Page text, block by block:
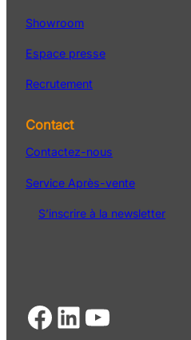
Showroom
Espace presse
Recrutement
Contact
Contactez-nous
Service Après-vente
S’inscrire à la newsletter
Facebook LinkedIn YouTube